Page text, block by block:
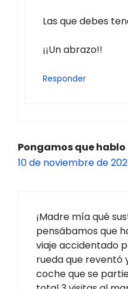
Las que debes
¡¡Un abrazo!!
Responder
Pongamos que
10 de noviembre de
¡Madre mía qué
pensábamos que
viaje accidentado
rueda que reventó
coche que se